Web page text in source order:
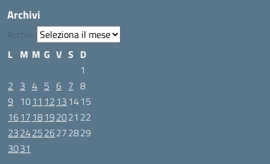
Archivi
Archivi
L M M G V S D
1
2 3 4 5 6 7 8
9 1011 12 13 1415
1617 18192021 22
23242526272829
3031